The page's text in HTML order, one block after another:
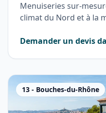
Menuiseries sur-
climat du Nord et à la
Demander un devis
13 - Bouches-du-Rhône